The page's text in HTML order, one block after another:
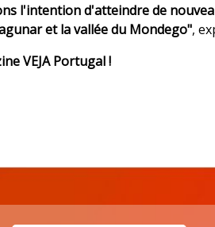
l'intention d'atteindre de
et la vallée du Mondego",
VEJA Portugal !